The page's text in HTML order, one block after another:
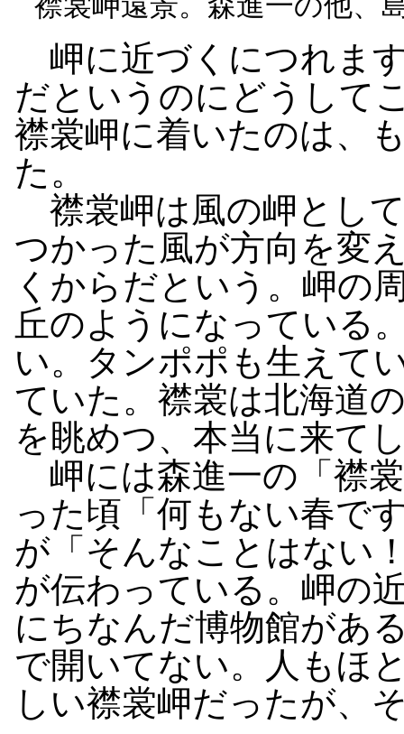
岬に近づくにつれま
だというのにどうして
襟裳岬に着いたのは、
た。
襟裳岬は風の岬とし
つかった風が方向を変
くからだという。岬の
丘のようになっている
い。タンポポも生えて
ていた。襟裳は北海道
を眺めつ、本当に来て
岬には森進一の「襟
った頃「何もない春で
が「そんなことはない
が伝わっている。岬の
にちなんだ博物館があ
で開いてない。人もほ
しい襟裳岬だったが、